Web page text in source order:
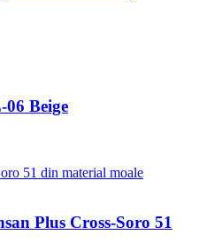
06 Beige
Plus Cross-Soro 51